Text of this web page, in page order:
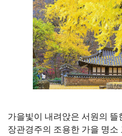
가을빛이 내려앉은 서원의
장관경주의 조용한 가을 명